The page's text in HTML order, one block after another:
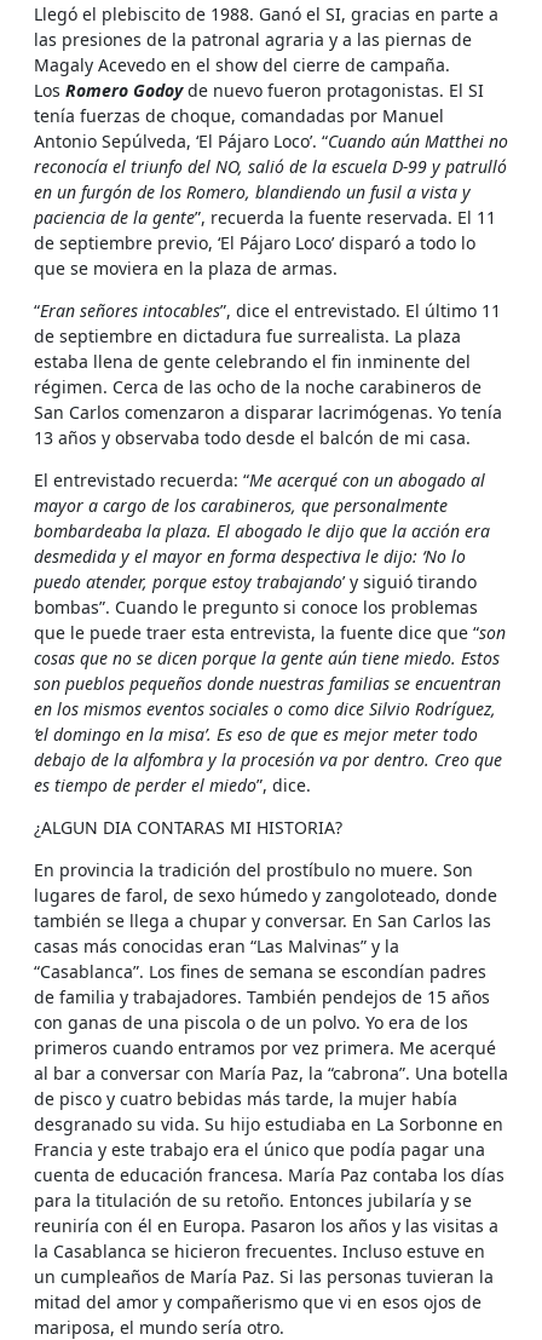
Llegó el plebiscito de 1988. Ganó el SI, gracias en parte a
las presiones de la patronal agraria y a las piernas de
Magaly Acevedo en el show del cierre de campaña.
Los Romero Godoyde nuevo fueron protagonistas. El SI
tenía fuerzas de choque, comandadas por Manuel
Antonio Sepúlveda, ‘El Pájaro Loco’. “Cuando aún Matthei no
reconocía el triunfo del NO, salió de la escuela D-99 y patrulló
en un furgón de los Romero, blandiendo un fusil a vista y
paciencia de la gente”, recuerda la fuente reservada. El 11
de septiembre previo, ‘El Pájaro Loco’ disparó a todo lo
que se moviera en la plaza de armas.
“Eran señores intocables”, dice el entrevistado. El último 11
de septiembre en dictadura fue surrealista. La plaza
estaba llena de gente celebrando el fin inminente del
régimen. Cerca de las ocho de la noche carabineros de
San Carlos comenzaron a disparar lacrimógenas. Yo tenía
13 años y observaba todo desde el balcón de mi casa.
El entrevistado recuerda: “Me acerqué con un abogado al
mayor a cargo de los carabineros, que personalmente
bombardeaba la plaza. El abogado le dijo que la acción era
desmedida y el mayor en forma despectiva le dijo: ‘No lo
puedo atender, porque estoy trabajando’ y siguió tirando
bombas”. Cuando le pregunto si conoce los problemas
que le puede traer esta entrevista, la fuente dice que “son
cosas que no se dicen porque la gente aún tiene miedo. Estos
son pueblos pequeños donde nuestras familias se encuentran
en los mismos eventos sociales o como dice Silvio Rodríguez,
‘el domingo en la misa’. Es eso de que es mejor meter todo
debajo de la alfombra y la procesión va por dentro. Creo que
es tiempo de perder el miedo”, dice.
¿ALGUN DIA CONTARAS MI HISTORIA?
En provincia la tradición del prostíbulo no muere. Son
lugares de farol, de sexo húmedo y zangoloteado, donde
también se llega a chupar y conversar. En San Carlos las
casas más conocidas eran “Las Malvinas” y la
“Casablanca”. Los fines de semana se escondían padres
de familia y trabajadores. También pendejos de 15 años
con ganas de una piscola o de un polvo. Yo era de los
primeros cuando entramos por vez primera. Me acerqué
al bar a conversar con María Paz, la “cabrona”. Una botella
de pisco y cuatro bebidas más tarde, la mujer había
desgranado su vida. Su hijo estudiaba en La Sorbonne en
Francia y este trabajo era el único que podía pagar una
cuenta de educación francesa. María Paz contaba los días
para la titulación de su retoño. Entonces jubilaría y se
reuniría con él en Europa. Pasaron los años y las visitas a
la Casablanca se hicieron frecuentes. Incluso estuve en
un cumpleaños de María Paz. Si las personas tuvieran la
mitad del amor y compañerismo que vi en esos ojos de
mariposa, el mundo sería otro.